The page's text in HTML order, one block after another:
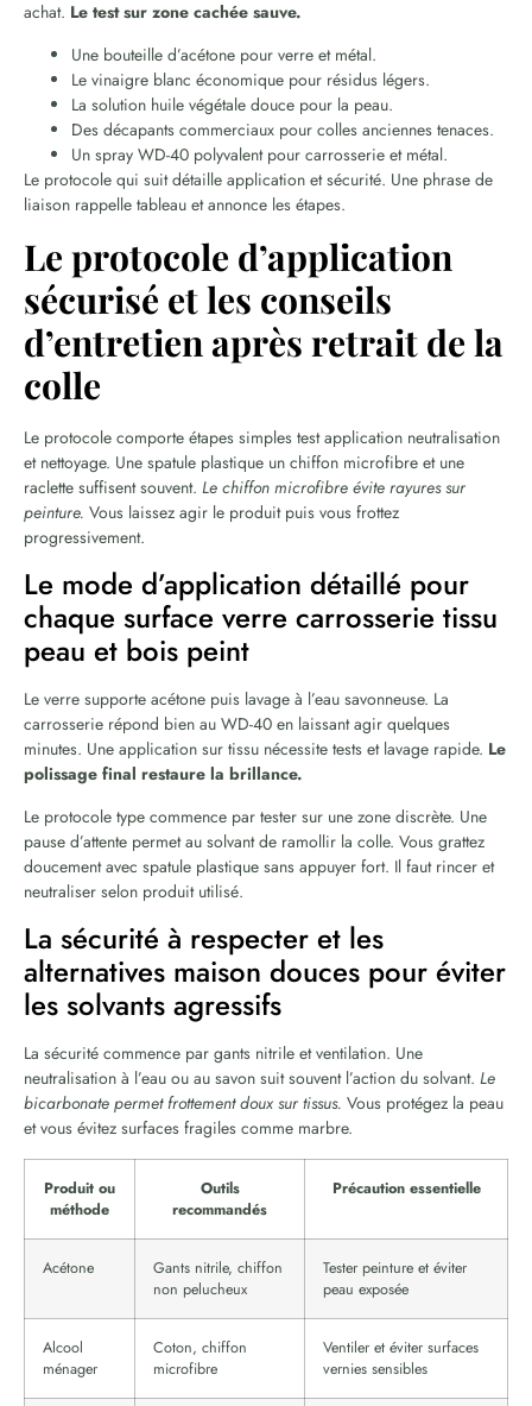
achat. Le test sur zone cachée sauve.
Une bouteille d’acétone pour verre et métal.
Le vinaigre blanc économique pour résidus légers.
La solution huile végétale douce pour la peau.
Des décapants commerciaux pour colles anciennes tenaces.
Un spray WD-40 polyvalent pour carrosserie et métal.
Le protocole qui suit détaille application et sécurité. Une phrase de
liaison rappelle tableau et annonce les étapes.
Le protocole d’application
sécurisé et les conseils
d’entretien après retrait de la
colle
Le protocole comporte étapes simples test application neutralisation
et nettoyage. Une spatule plastique un chiffon microfibre et une
raclette suffisent souvent. Le chiffon microfibre évite rayures sur
peinture. Vous laissez agir le produit puis vous frottez
progressivement.
Le mode d’application détaillé pour
chaque surface verre carrosserie tissu
peau et bois peint
Le verre supporte acétone puis lavage à l’eau savonneuse. La
carrosserie répond bien au WD-40 en laissant agir quelques
minutes. Une application sur tissu nécessite tests et lavage rapide. Le
polissage final restaure la brillance.
Le protocole type commence par tester sur une zone discrète. Une
pause d’attente permet au solvant de ramollir la colle. Vous grattez
doucement avec spatule plastique sans appuyer fort. Il faut rincer et
neutraliser selon produit utilisé.
La sécurité à respecter et les
alternatives maison douces pour éviter
les solvants agressifs
La sécurité commence par gants nitrile et ventilation. Une
neutralisation à l’eau ou au savon suit souvent l’action du solvant. Le
bicarbonate permet frottement doux sur tissus. Vous protégez la peau
et vous évitez surfaces fragiles comme marbre.
Produit ou
méthode
Outils
recommandés
Précaution essentielle
Acétone
Gants nitrile, chiffon
non pelucheux
Tester peinture et éviter
peau exposée
Alcool
ménager
Coton, chiffon
microfibre
Ventiler et éviter surfaces
vernies sensibles